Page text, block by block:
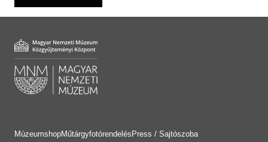
MúzeumshopMűtárgyfotórendelés Press / Sajtószoba